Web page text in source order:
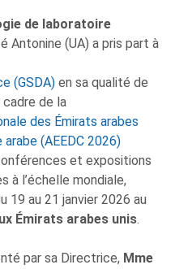
de laboratoire
Antonine (UA) a pris part à
(GSDA) en sa qualité de
de la
des Émirats arabes
(AEEDC 2026)
et expositions
à l’échelle mondiale,
19 au 21 janvier 2026 au
Émirats arabes unis.
par sa Directrice, Mme